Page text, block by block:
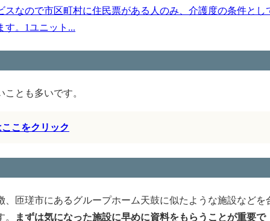
なので市区町村に住民票がある人のみ、介護度の条件とし
す。1ユニット...
とも多いです。
こをクリック
匝瑳市にあるグループホーム天鼓に似たような施設などを
まずは気になった施設に早めに資料をもらうことが重要で